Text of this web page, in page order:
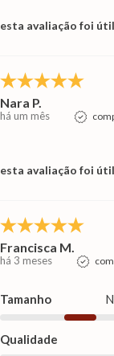
esta avaliação foi
Nara P.
há um mês
esta avaliação foi
Francisca M.
há 3 meses
Tamanho
Qualidade